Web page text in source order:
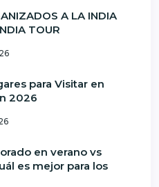
A LA INDIA
TOUR
para Visitar en
2026
en verano vs
es mejor para los